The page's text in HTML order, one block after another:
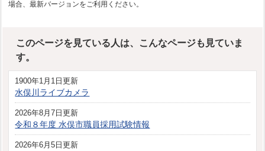
場合、最新バージョンをご利用ください。
このページを見ている人は、こんなページも見ていま
す。
1900年1月1日更新
水俣川ライブカメラ
2026年8月7日更新
令和８年度 水俣市職員採用試験情報
2026年6月5日更新